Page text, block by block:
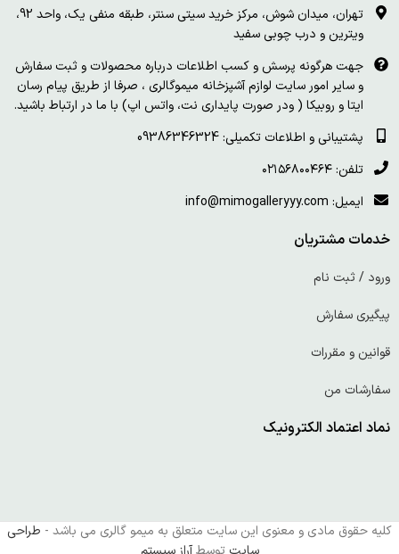
تهران، میدان شوش، مرکز خرید سیتی سنتر، طبقه منفی یک، واحد 92،
ویترین و درب چوبی سفید
جهت هرگونه پرسش و کسب اطلاعات درباره محصولات و ثبت سفارش
و سایر امور سایت لوازم آشپزخانه میموگالری ، صرفا از طریق پیام رسان
ایتا و روبیکا ( ودر صورت پایداری نت، واتس اپ) با ما در ارتباط باشید.
پشتیبانی و اطلاعات تکمیلی: 09386346324
تلفن: ۰۲۱۵۶۸۰۰۴۶۴
ایمیل: info@mimogalleryyy.com
خدمات مشتریان
ورود / ثبت نام
پیگیری سفارش
قوانین و مقررات
سفارشات من
نماد اعتماد الکترونیک
کلیه حقوق مادی و معنوی این سایت متعلق به میمو گالری می باشد - طراحی